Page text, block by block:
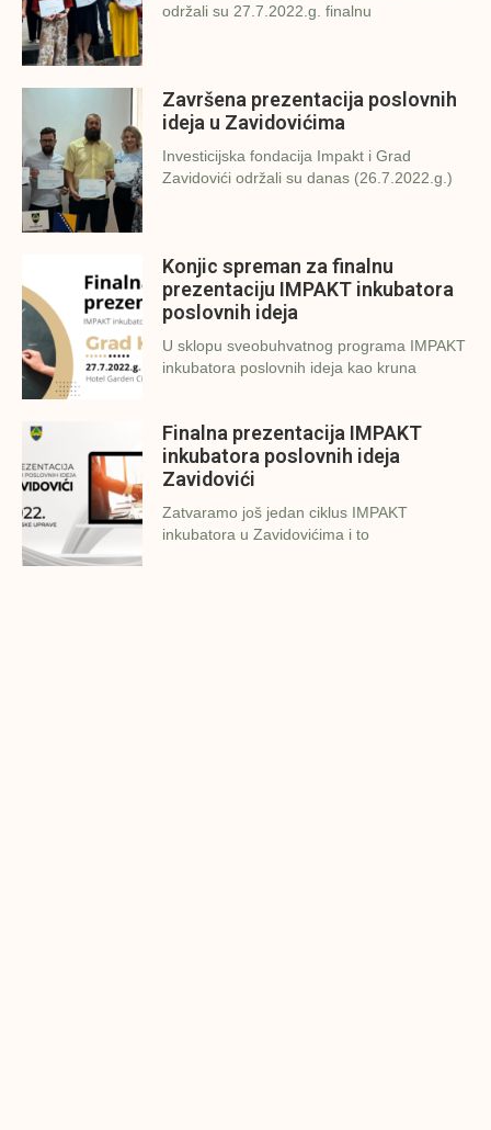
održali su 27.7.2022.g. finalnu
Završena prezentacija poslovnih
ideja u Zavidovićima
Investicijska fondacija Impakt i Grad
Zavidovići održali su danas (26.7.2022.g.)
Konjic spreman za finalnu
prezentaciju IMPAKT inkubatora
poslovnih ideja
U sklopu sveobuhvatnog programa IMPAKT
inkubatora poslovnih ideja kao kruna
Finalna prezentacija IMPAKT
inkubatora poslovnih ideja
Zavidovići
Zatvaramo još jedan ciklus IMPAKT
inkubatora u Zavidovićima i to